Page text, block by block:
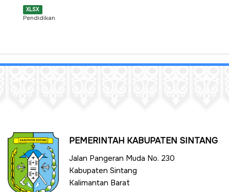
XLSX
Pendidikan
PEMERINTAH KABUPATEN SINTANG
Jalan Pangeran Muda No. 230
Kabupaten Sintang
Kalimantan Barat